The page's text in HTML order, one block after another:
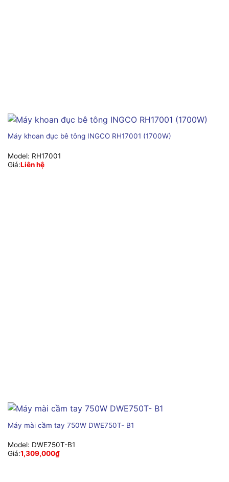
Máy khoan đục bê tông INGCO RH17001 (1700W)
Model: RH17001
Giá:Liên hệ
Máy mài cầm tay 750W DWE750T- B1
Model: DWE750T-B1
Giá:1,309,000₫